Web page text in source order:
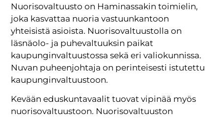
Nuorisovaltuusto on Haminassakin toimielin,
joka kasvattaa nuoria vastuunkantoon
yhteisistä asioista. Nuorisovaltuustolla on
läsnäolo- ja puhevaltuuksin paikat
kaupunginvaltuustossa sekä eri valiokunnissa.
Nuvan puheenjohtaja on perinteisesti istutettu
kaupunginvaltuustoon.
Kevään eduskuntavaalit tuovat vipinää myös
nuorisovaltuustoon. Nuorisovaltuuston